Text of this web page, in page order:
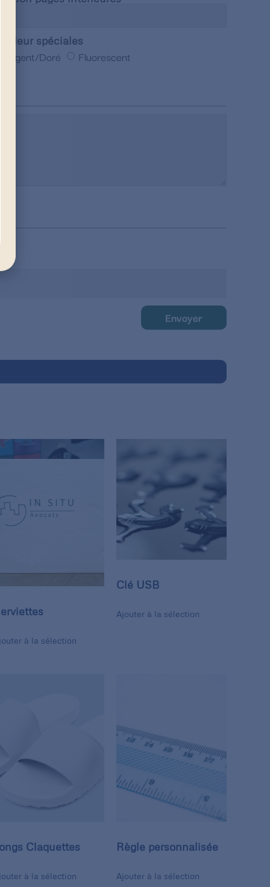
spéciales
Argent/Doré Fluorescent
Envoyer
à la sélection
Clé USB
Ajouter à la sélection
Claquettes
à la sélection
Règle personnalisée
Ajouter à la sélection